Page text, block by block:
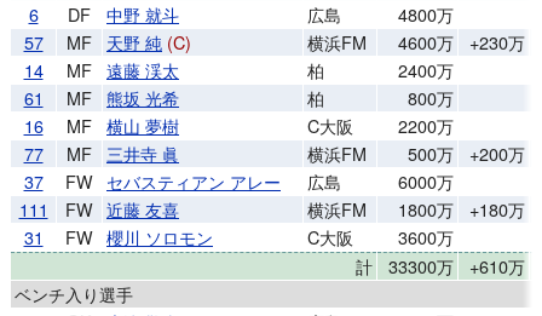
6
DF 中野 就斗 広島
4800万
57
MF 天野 純 (C) 横浜FM 4600万
+230万
14
MF 遠藤 渓太 柏
2400万
61
MF 熊坂 光希 柏
800万
16
MF 横山 夢樹 C大阪
2200万
77
MF 三井寺 眞 横浜FM 500万
+200万
37
FW セバスティアン アレー 広島
6000万
111
FW 近藤 友喜 横浜FM 1800万
+180万
31
FW 櫻川 ソロモン C大阪
3600万
計
33300万 +610万
ベンチ入り選手